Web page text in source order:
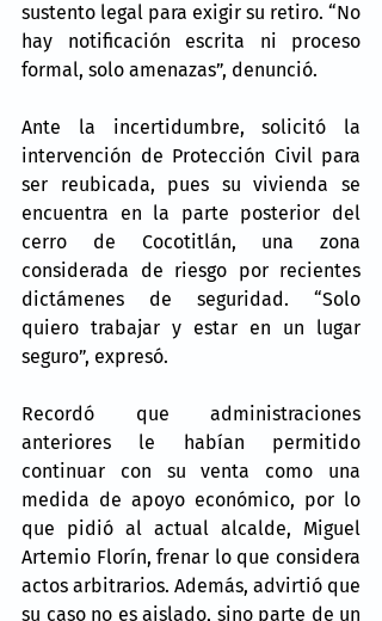
sustento legal para exigir su retiro. “No
hay notificación escrita ni proceso
formal, solo amenazas”, denunció.
Ante la incertidumbre, solicitó la
intervención de Protección Civil para
ser reubicada, pues su vivienda se
encuentra en la parte posterior del
cerro de Cocotitlán, una zona
considerada de riesgo por recientes
dictámenes de seguridad. “Solo
quiero trabajar y estar en un lugar
seguro”, expresó.
Recordó que administraciones
anteriores le habían permitido
continuar con su venta como una
medida de apoyo económico, por lo
que pidió al actual alcalde, Miguel
Artemio Florín, frenar lo que considera
actos arbitrarios. Además, advirtió que
su caso no es aislado, sino parte de un